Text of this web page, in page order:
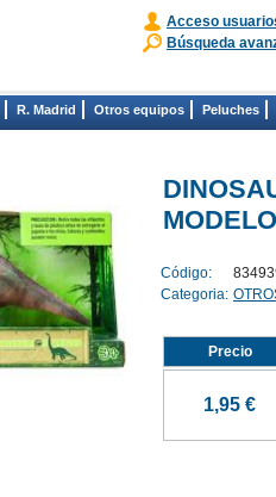
Acceso
Búsqueda
R. Madrid Otros equipos Peluches
Código:
Categoria:
Precio
1,95 €